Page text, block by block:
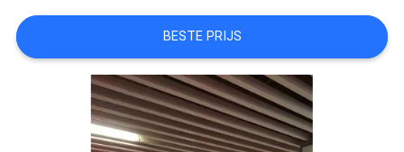
PRIVACY
POLICY
BESTE PRIJS